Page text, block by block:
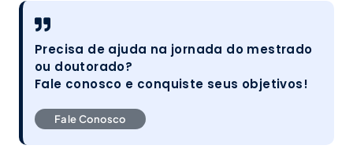
Precisa de ajuda na jornada do mestrado
ou doutorado?
Fale conosco e conquiste seus objetivos!
Fale Conosco